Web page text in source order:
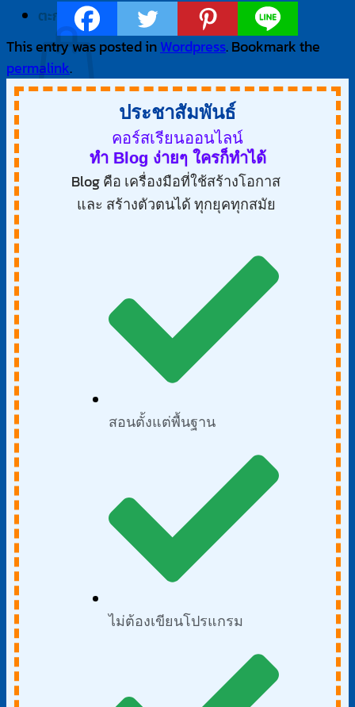
ตะกร้าสินค้า
ไม่มีสินค้าในตะกร้า
กลับสู่หน้าร้านค้า
This entry was posted inWordpress. Bookmark the
permalink.
ประชาสัมพันธ์
คอร์สเรียนออนไลน์
ทำ Blog ง่ายๆ ใครก็ทำได้
Blog คือ เครื่องมือที่ใช้สร้างโอกาส
และ สร้างตัวตนได้ ทุกยุคทุกสมัย
สอนตั้งแต่พื้นฐาน
ไม่ต้องเขียนโปรแกรม